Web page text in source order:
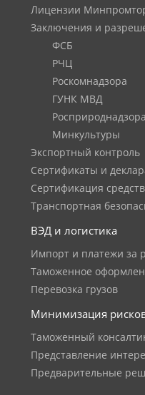
Лицензии
Заключения и
ФСБ
РЧЦ
Роскомнадзора
ГУНК МВД
Росприроднадзора
Минкультуры
Экспортный контроль
Сертификаты и
Сертификация
Транспортная
ВЭД и логистика
Импорт и платежи за
Таможенное
Перевозка грузов
Минимизация
Таможенный
Представление
Предварительные